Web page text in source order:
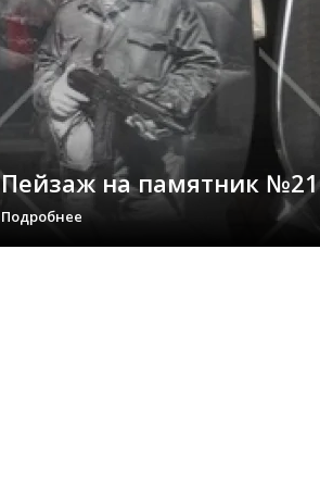
Пейзаж на памятник №21
Подробнее